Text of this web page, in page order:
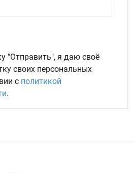
"Отправить", я даю своё
своих персональных
с политикой
.